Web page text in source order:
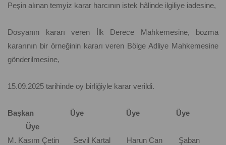
Peşin alınan temyiz karar harcının istek hâlinde ilgiliye iadesine,
Dosyanın kararı veren İlk Derece Mahkemesine, bozma
kararının bir örneğinin kararı veren Bölge Adliye Mahkemesine
gönderilmesine,
15.09.2025 tarihinde oy birliğiyle karar verildi.
Başkan Üye Üye Üye
Üye
M. Kasım Çetin Sevil Kartal Harun Can Şaban